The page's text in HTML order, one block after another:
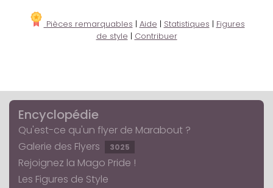
Pièces remarquables | Aide | Statistiques | Figures
de style | Contribuer
Encyclopédie
Qu'est-ce qu'un flyer de Marabout ?
Galerie des Flyers
3025
Rejoignez la Mago Pride !
Les Figures de Style